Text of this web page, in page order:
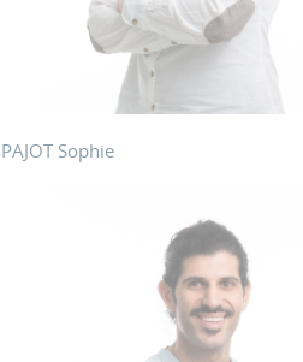
PAJOT Sophie